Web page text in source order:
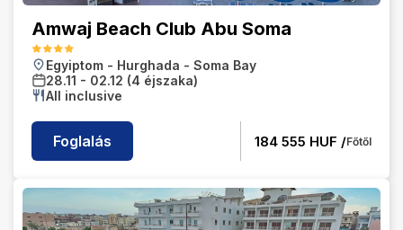
Amwaj Beach Club Abu Soma
Egyiptom - Hurghada - Soma Bay
28.11 - 02.12 (4 éjszaka)
All inclusive
Foglalás 184 555 HUF /Főtől